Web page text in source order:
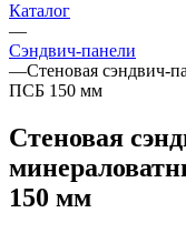
Каталог
—
Сэндвич-панели
—Стеновая сэндвич-
ПСБ 150 мм
Стеновая
150 мм